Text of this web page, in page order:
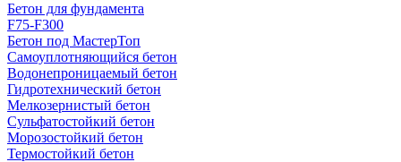
Бетон для фундамента
F75-F300
Бетон под МастерТоп
Самоуплотняющийся бетон
Водонепроницаемый бетон
Гидротехнический бетон
Мелкозернистый бетон
Сульфатостойкий бетон
Морозостойкий бетон
Термостойкий бетон